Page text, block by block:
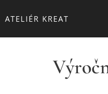
ATELIÉR KREAT